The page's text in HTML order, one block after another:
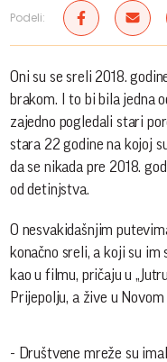
Podeli:
Oni su se sreli 2018.
brakom. I to bi bila jedna
zajedno pogledali stari
stara 22 godine na kojoj
da se nikada pre 2018.
od detinjstva.
O nesvakidašnjim
konačno sreli, a koji su
kao u filmu, pričaju u
Prijepolju, a žive u Novom
- Društvene mreže su